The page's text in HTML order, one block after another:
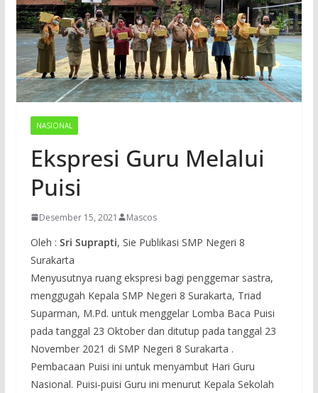
NASIONAL
Ekspresi Guru Melalui
Puisi
Desember 15, 2021 Mascos
Oleh : Sri Suprapti, Sie Publikasi SMP Negeri 8
Surakarta
Menyusutnya ruang ekspresi bagi penggemar sastra,
menggugah Kepala SMP Negeri 8 Surakarta, Triad
Suparman, M.Pd. untuk menggelar Lomba Baca Puisi
pada tanggal 23 Oktober dan ditutup pada tanggal 23
November 2021 di SMP Negeri 8 Surakarta .
Pembacaan Puisi ini untuk menyambut Hari Guru
Nasional. Puisi-puisi Guru ini menurut Kepala Sekolah